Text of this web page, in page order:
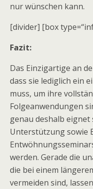
nur wünschen kann.
[divider] [box
Fazit:
Das Einzigartige an
dass sie lediglich ein
muss, um ihre
Folgeanwendungen
genau deshalb eignet
Unterstützung sowie
werden. Gerade die
die bei einem
vermeiden sind,